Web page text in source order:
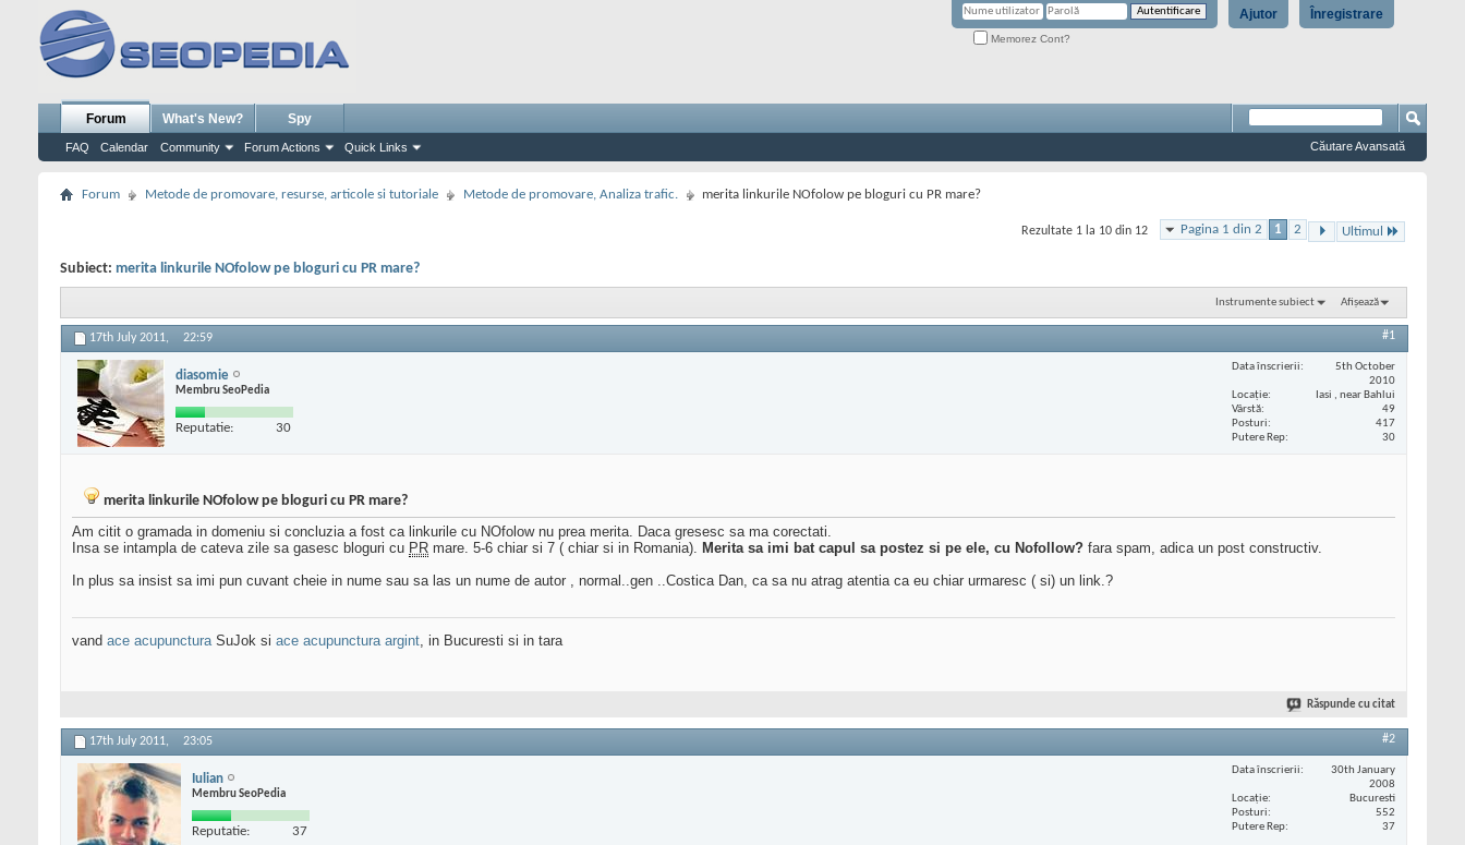
Înregistrare
Ajutor
Memorez Cont?
Forum
FAQ Calendar Community Forum Actions Quick Links
What's New? Spy
Căutare Avansată
Forum Metode de promovare, resurse, articole si tutoriale Metode de promovare, Analiza trafic. merita linkurile NOfolow pe bloguri cu PR mare?
Pagina 1 din 2 1 2 Ultimul
Rezultate 1 la 10 din 12
Subiect: merita linkurile NOfolow pe bloguri cu PR mare?
Instrumente subiect Afișează
17th July 2011, 22:59 #1
diasomie
Membru SeoPedia
Reputatie: 30
Data înscrierii
5th October
2010
Locaţie
Iasi , near Bahlui
Vârstă
49
Posturi
417
Putere Rep
30
merita linkurile NOfolow pe bloguri cu PR mare?
Am citit o gramada in domeniu si concluzia a fost ca linkurile cu NOfolow nu prea merita. Daca gresesc sa ma corectati.
Insa se intampla de cateva zile sa gasesc bloguri cu PR mare. 5-6 chiar si 7 ( chiar si in Romania). Merita sa imi bat capul sa postez si pe ele, cu Nofollow? fara spam, adica un post constructiv.
In plus sa insist sa imi pun cuvant cheie in nume sau sa las un nume de autor , normal..gen ..Costica Dan, ca sa nu atrag atentia ca eu chiar urmaresc ( si) un link.?
vand ace acupuncturaSuJok si ace acupunctura argint, in Bucuresti si in tara
Răspunde cu citat
17th July 2011, 23:05 #2
Iulian
Membru SeoPedia
Reputatie: 37
Data înscrierii
30th January
2008
Locaţie
Bucuresti
Posturi
552
Putere Rep
37